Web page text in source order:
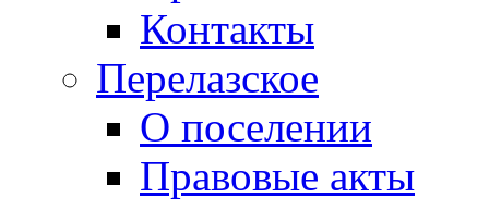
Контакты
Перелазское
О поселении
Правовые акты